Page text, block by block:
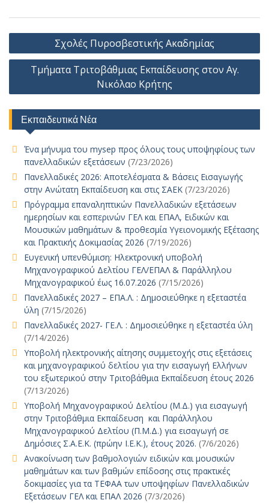
b
o
o
k
s
A
p
p
l y
Li
n
k
e
n
g
er
er p
e
e
dI
n
ai
l
to
d
o
n
m
bl
r
er
e
st
ρ
α
σ
τε
ίτ
ε
Πλοήγηση
άρθρων
Σχολές Πυροσβεστικής Ακαδημίας
Τμήματα Τριτοβάθμιας Εκπαίδευσης στον Αγ.
Νικόλαο Κρήτης
Εκπαιδευτικά Νέα
Ένα μήνυμα του mysep προς όλους τους υποψηφίους των
πανελλαδικών εξετάσεων (7/23/2026)
Πανελλαδικές 2026: Αποτελέσματα & Βάσεις Εισαγωγής
στην Ανώτατη Εκπαίδευση και στις ΣΑΕΚ (7/23/2026)
Πρόγραμμα επαναληπτικών Πανελλαδικών εξετάσεων
ημερησίων και εσπερινών ΓΕΛ και ΕΠΑΛ, Ειδικών και
Μουσικών μαθημάτων & προθεσμία Υγειονομικής Εξέτασης
και Πρακτικής Δοκιμασίας 2026 (7/19/2026)
Ευγενική υπενθύμιση: Ηλεκτρονική υποβολή
Μηχανογραφικού Δελτίου ΓΕΛ/ΕΠΑΛ & Παράλληλου
Μηχανογραφικού έως 16.07.2026 (7/15/2026)
Πανελλαδικές 2027 – ΕΠΑ.Λ. : Δημοσιεύθηκε η εξεταστέα
ύλη (7/15/2026)
Πανελλαδικές 2027- ΓΕ.Λ. : Δημοσιεύθηκε η εξεταστέα ύλη
(7/14/2026)
Υποβολή ηλεκτρονικής αίτησης συμμετοχής στις εξετάσεις
και μηχανογραφικού δελτίου για την εισαγωγή Ελλήνων
του εξωτερικού στην Τριτοβάθμια Εκπαίδευση έτους 2026
(7/13/2026)
Υποβολή Μηχανογραφικού Δελτίου (Μ.Δ.) για εισαγωγή
στην Τριτοβάθμια Εκπαίδευση και Παράλληλου
Μηχανογραφικού Δελτίου (Π.Μ.Δ.) για εισαγωγή σε
Δημόσιες Σ.Α.Ε.Κ. (πρώην Ι.Ε.Κ.), έτους 2026. (7/6/2026)
Ανακοίνωση των βαθμολογιών ειδικών και μουσικών
μαθημάτων και των βαθμών επίδοσης στις πρακτικές
δοκιμασίες για τα ΤΕΦΑΑ των υποψηφίων Πανελλαδικών
Εξετάσεων ΓΕΛ και ΕΠΑΛ 2026 (7/3/2026)